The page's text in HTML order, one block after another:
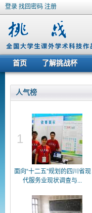
登录 找回密码 注册
首页 了解挑战杯
人气榜
1
面向“十二五”规划的四川省现
代服务业现状调查与...